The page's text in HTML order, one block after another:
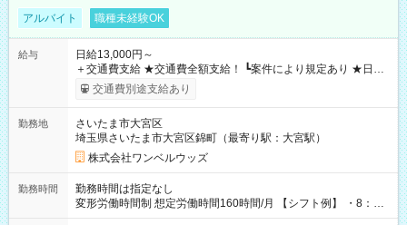
アルバイト 職種未経験OK
給与
日給13,000円～
＋交通費支給 ★交通費全額支給！ ┗案件により規定あり ★日払
いOK！（規定あり） ┗働いたその日に現金GET♪ お仕事後はコ
ンビニATMから 日払い分を引き落とせます！ 【試用期間】試
交通費別途支給あり
勤務地
さいたま市大宮区
埼玉県さいたま市大宮区錦町（最寄り駅：大宮駅）
株式会社ワンベルウッズ
勤務時間
勤務時間は指定なし
変形労働時間制 想定労働時間160時間/月 【シフト例】 ・8：00
～21：00